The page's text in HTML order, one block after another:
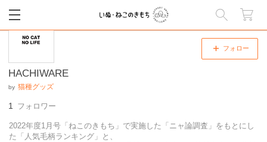
閉じる
HACHIWARE
by 猫種グッズ
1 フォロワー
フォロー
2022年度1月号「ねこのきもち」で実施した「ニャ論調査」をもとにし
た「人気毛柄ランキング」と、